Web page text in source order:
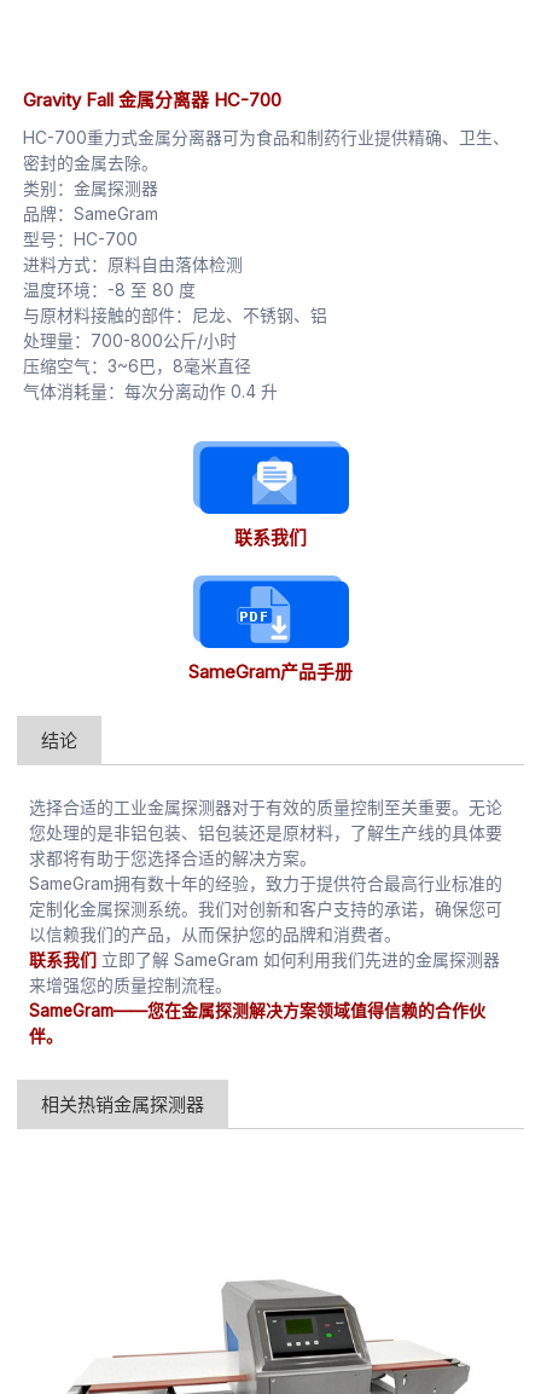
Gravity Fall 金属分离器 HC-700
HC-700重力式金属分离器可为食品和制药行业提供精确、卫生、
密封的金属去除。
类别：金属探测器
品牌：SameGram
型号：HC-700
进料方式：原料自由落体检测
温度环境：-8 至 80 度
与原材料接触的部件：尼龙、不锈钢、铝
处理量：700-800公斤/小时
压缩空气：3~6巴，8毫米直径
气体消耗量：每次分离动作 0.4 升
联系我们
SameGram产品手册
结论
选择合适的工业金属探测器对于有效的质量控制至关重要。无论
您处理的是非铝包装、铝包装还是原材料，了解生产线的具体要
求都将有助于您选择合适的解决方案。
SameGram拥有数十年的经验，致力于提供符合最高行业标准的
定制化金属探测系统。我们对创新和客户支持的承诺，确保您可
以信赖我们的产品，从而保护您的品牌和消费者。
联系我们 立即了解 SameGram 如何利用我们先进的金属探测器
来增强您的质量控制流程。
SameGram——您在金属探测解决方案领域值得信赖的合作伙
伴。
相关热销金属探测器